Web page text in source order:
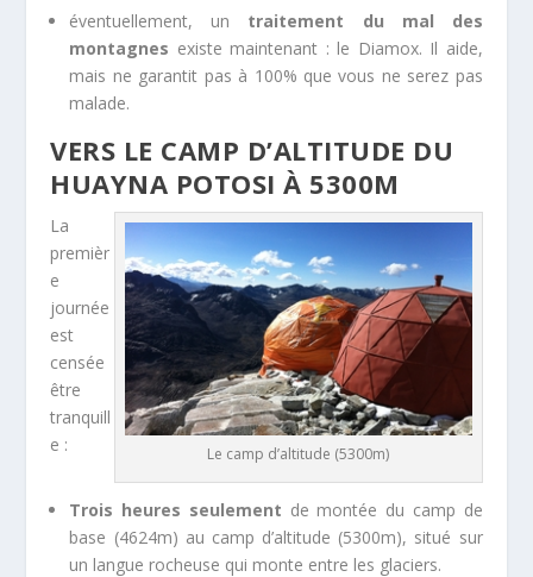
éventuellement, un traitement du mal des
montagnes existe maintenant : le Diamox. Il aide,
mais ne garantit pas à 100% que vous ne serez pas
malade.
VERS LE CAMP D’ALTITUDE DU
HUAYNA POTOSI À 5300M
Le camp d’altitude (5300m)
La
premièr
e
journée
est
censée
être
tranquill
e :
Trois heures seulement de montée du camp de
base (4624m) au camp d’altitude (5300m), situé sur
un langue rocheuse qui monte entre les glaciers.